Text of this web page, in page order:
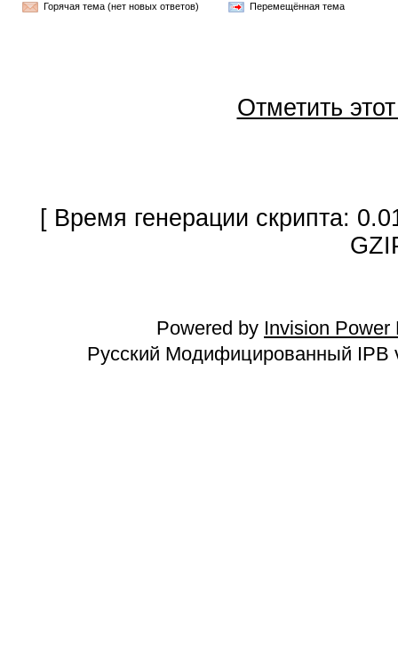
Горячая тема (нет новых ответов)
Перемещённая тема
Отметить
[ Время генерации скрипта:
Powered by Invision Power
Русский Модифицированный IPB